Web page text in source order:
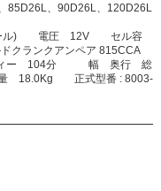
85D26L、90D26L、120D26L
ル) 電圧 12V セル容
ランクアンペア 815CCA
ィー 104分 幅 奥行 総
18.0Kg 正式型番 : 8003-